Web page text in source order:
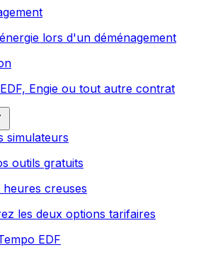
lors d'un déménagement
Engie ou tout autre contrat
simulateurs
outils gratuits
heures creuses
les deux options tarifaires
EDF